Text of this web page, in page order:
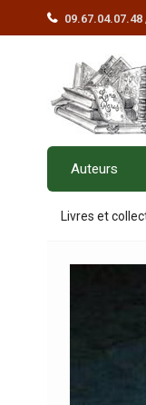
Auteurs
Livres et